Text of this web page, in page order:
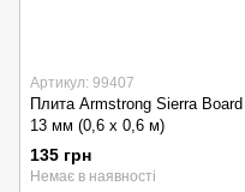
Артикул: 99407
Плита Armstrong Sierra Board
13 мм (0,6 х 0,6 м)
135 грн
Немає в наявності